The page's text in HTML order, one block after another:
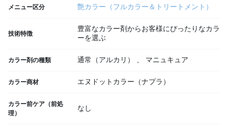
メニュー区分 艶カラー（フルカラー＆トリートメント）
技術特徴
豊富なカラー剤からお客様にぴったりなカラ
ーを選ぶ
カラー剤の種類 通常（アルカリ） 、 マニュキュア
カラー商材 エヌドットカラー（ナプラ）
カラー前ケア（前処
理）
なし